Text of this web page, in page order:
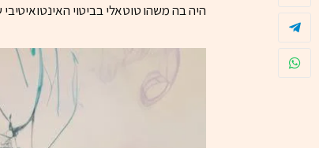
היה בה משהו טוטאלי בביטוי